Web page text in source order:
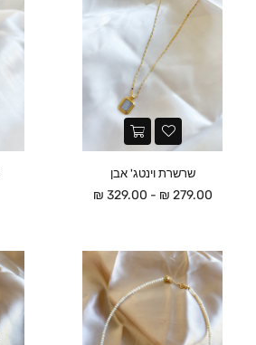
שרשרת וינטג' אבן
279.00 ₪ - 329.00 ₪